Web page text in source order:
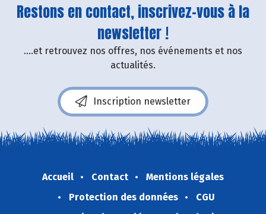
Restons en contact, inscrivez-vous à la
newsletter !
....et retrouvez nos offres, nos événements et nos
actualités.
Inscription newsletter
Accueil Contact
Mentions légales
Protection des données
CGU